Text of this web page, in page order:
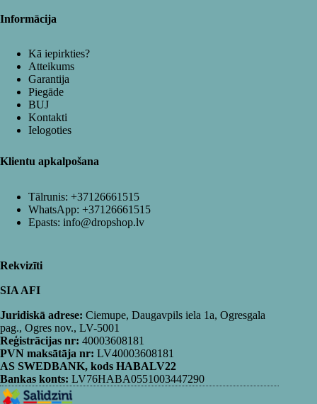
Informācija
Kā iepirkties?
Atteikums
Garantija
Piegāde
BUJ
Kontakti
Ielogoties
Klientu apkalpošana
Tālrunis: +37126661515
WhatsApp: +37126661515
Epasts: info@dropshop.lv
Rekvizīti
SIA AFI
Juridiskā adrese: Ciemupe, Daugavpils iela 1a, Ogresgala
pag., Ogres nov., LV-5001
Reģistrācijas nr: 40003608181
PVN maksātāja nr: LV40003608181
AS SWEDBANK, kods HABALV22
Bankas konts: LV76HABA0551003447290